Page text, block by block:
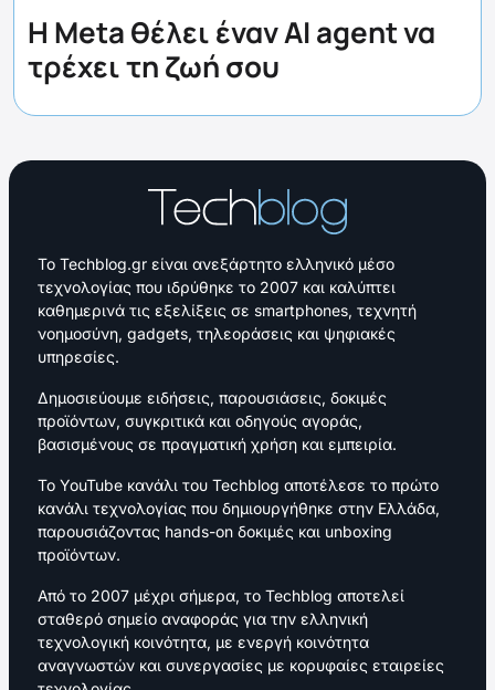
Η Meta θέλει έναν AI agent να
τρέχει τη ζωή σου
Το Techblog.gr είναι ανεξάρτητο ελληνικό μέσο
τεχνολογίας που ιδρύθηκε το 2007 και καλύπτει
καθημερινά τις εξελίξεις σε smartphones, τεχνητή
νοημοσύνη, gadgets, τηλεοράσεις και ψηφιακές
υπηρεσίες.
Δημοσιεύουμε ειδήσεις, παρουσιάσεις, δοκιμές
προϊόντων, συγκριτικά και οδηγούς αγοράς,
βασισμένους σε πραγματική χρήση και εμπειρία.
Το YouTube κανάλι του Techblog αποτέλεσε το πρώτο
κανάλι τεχνολογίας που δημιουργήθηκε στην Ελλάδα,
παρουσιάζοντας hands-on δοκιμές και unboxing
προϊόντων.
Από το 2007 μέχρι σήμερα, το Techblog αποτελεί
σταθερό σημείο αναφοράς για την ελληνική
τεχνολογική κοινότητα, με ενεργή κοινότητα
αναγνωστών και συνεργασίες με κορυφαίες εταιρείες